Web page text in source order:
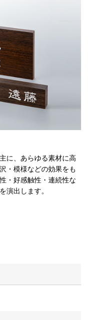
に、あらゆる素材に高
・模様などの効果をも
・好感触性・連続性な
演出します。